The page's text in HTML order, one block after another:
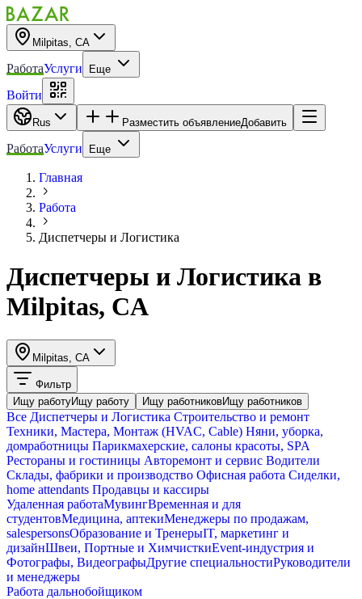
Milpitas, CA
РаботаУслуги Еще
Войти
Rus Разместить объявлениеДобавить
РаботаУслуги Еще
Главная
Работа
Диспетчеры и Логистика
Диспетчеры и Логистика в
Milpitas, CA
Milpitas, CA
Фильтр
Ищу работуИщу работу Ищу работниковИщу работников
Все Диспетчеры и Логистика Строительство и ремонт
Техники, Мастера, Монтаж (HVAC, Cable) Няни, уборка,
домработницы Парикмахерские, салоны красоты, SPA
Рестораны и гостиницы Авторемонт и cервис Водители
Склады, фабрики и производство Офисная работа Сиделки,
home attendants Продавцы и кассиры
Удаленная работаМувингВременная и для
студентовМедицина, аптекиМенеджеры по продажам,
salespersonsОбразование и ТренерыIT, маркетинг и
дизайнШвеи, Портные и ХимчисткиEvent-индустрия и
Фотографы, ВидеографыДругие специальностиРуководители
и менеджеры
Работа дальнобойщиком